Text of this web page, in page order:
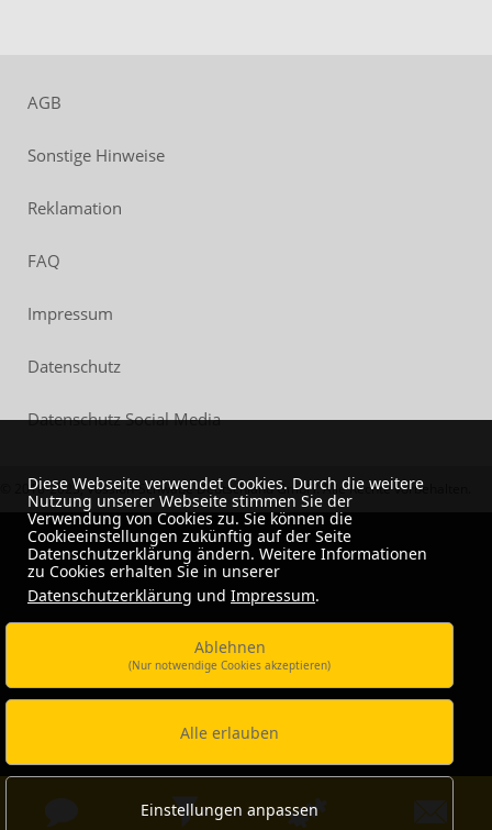
AGB
Sonstige Hinweise
Reklamation
FAQ
Impressum
Datenschutz
Datenschutz Social Media
© 2018-2023, Vossloh-Schwabe Deutschland GmbH. Alle Rechte vorbehalten.
Diese Webseite verwendet Cookies. Durch die weitere
Nutzung unserer Webseite stimmen Sie der
Verwendung von Cookies zu. Sie können die
Cookieeinstellungen zukünftig auf der Seite
Datenschutzerklärung ändern. Weitere Informationen
zu Cookies erhalten Sie in unserer
Datenschutzerklärung und Impressum.
Ablehnen
(Nur notwendige Cookies akzeptieren)
Alle erlauben
Einstellungen anpassen